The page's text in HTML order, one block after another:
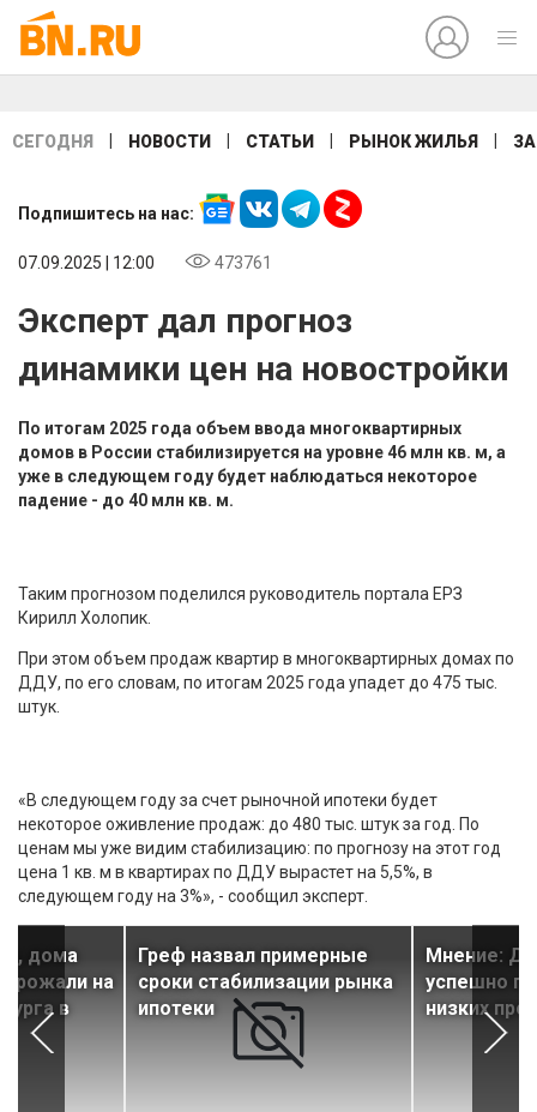
СЕГОДНЯ НОВОСТИ СТАТЬИ РЫНОК ЖИЛЬЯ
Подпишитесь на нас:
07.09.2025 | 12:00 473761
Эксперт дал прогноз
динамики цен на новостройки
По итогам 2025 года объем ввода многоквартирных
домов в России стабилизируется на уровне 46 млн кв. м, а
уже в следующем году будет наблюдаться некоторое
падение - до 40 млн кв. м.
Таким прогнозом поделился руководитель портала ЕРЗ
Кирилл Холопик.
При этом объем продаж квартир в многоквартирных домах по
ДДУ, по его словам, по итогам 2025 года упадет до 475 тыс.
штук.
«В следующем году за счет рыночной ипотеки будет
некоторое оживление продаж: до 480 тыс. штук за год. По
ценам мы уже видим стабилизацию: по прогнозу на этот год
цена 1 кв. м в квартирах по ДДУ вырастет на 5,5%, в
следующем году на 3%», - сообщил эксперт.
дома
на
в
Греф назвал примерные
сроки стабилизации рынка
ипотеки
Мнение:
успешно
низких